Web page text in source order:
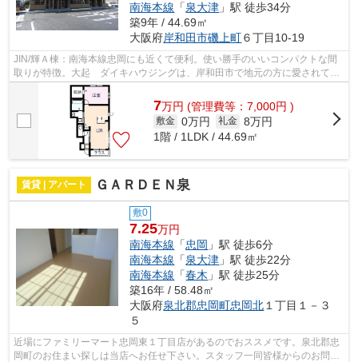
南海本線 「泉大津 」駅 徒歩34分
築9年 / 44.69㎡
大阪府岸和田市磯上町６丁目10-19
JIN/輝Ａ棟：南海本線忠岡にも近くて便利。使い勝手のいいコンパクトな間
取りが特徴。大起 ダイキハウジングは、岸和田市で地元の方に愛されてい
ると自負しております。理由としては...
7万円 (管理費等：7,000円 )
敷金 0万円 礼金 8万円
1階 / 1LDK / 44.69㎡
賃貸 | アパート ＧＡＲＤＥＮ泉
敷0
7.25万円
南海本線 「忠岡 」駅 徒歩6分
南海本線 「泉大津 」駅 徒歩22分
南海本線 「春木 」駅 徒歩25分
築16年 / 58.48㎡
大阪府泉北郡忠岡町忠岡北 １丁目１－３
５
近場にファミリーマート忠岡東１丁目店があるのでおススメです。泉北郡忠
岡町のお住まい探しは当店へお任せ下さい。スタッフ一同皆様からのお問合